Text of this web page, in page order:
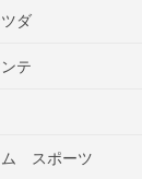
ダ
テ
ム スポーツ